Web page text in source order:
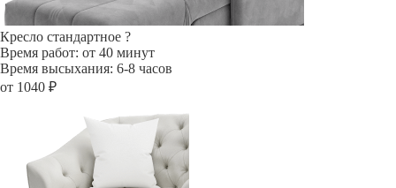
Кресло стандартное ?
Время работ: от 40 минут
Время высыхания: 6-8 часов
от 1040 ₽